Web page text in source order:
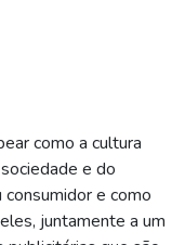
como a cultura
e do
e como
juntamente a um